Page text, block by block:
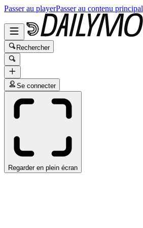
Passer au playerPasser au contenu principal
Rechercher
Se connecter
Regarder en plein écran